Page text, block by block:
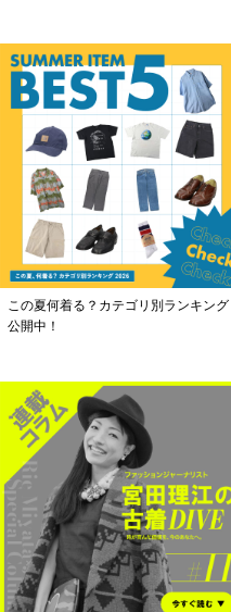
この夏何着る？カテゴリ別ランキング
公開中！